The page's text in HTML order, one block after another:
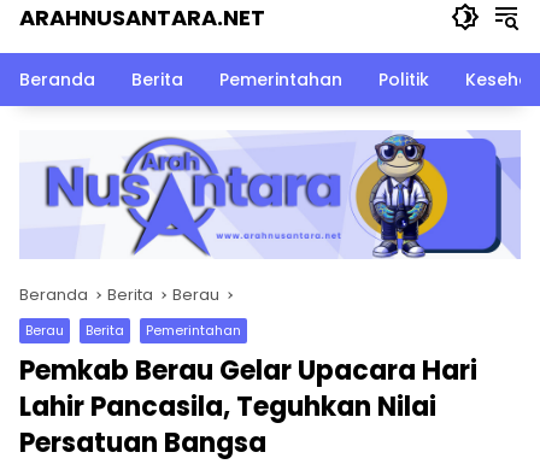
ARAHNUSANTARA.NET
Beranda Berita Pemerintahan Politik
Beranda Berita Berau
Berau Berita Pemerintahan
Pemkab Berau Gelar Upacara Hari
Lahir Pancasila, Teguhkan Nilai
Persatuan Bangsa